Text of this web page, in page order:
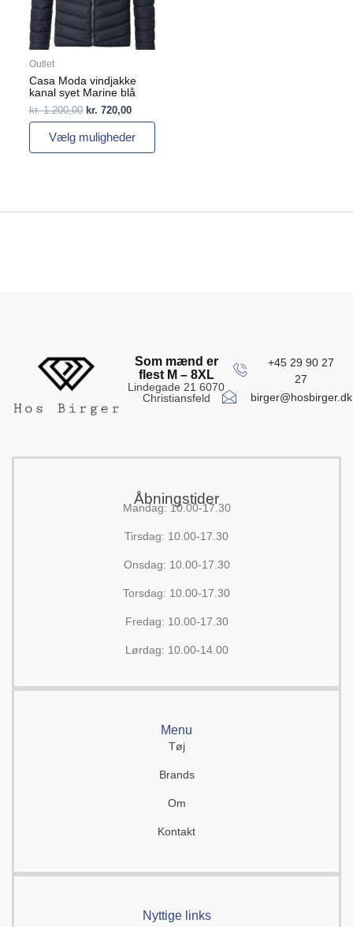
Outlet
Casa Moda vindjakke
kanal syet Marine blå
kr.1.200,00 kr. 720,00
Vælg muligheder
kan
vælges
på
varesiden
Som mænd er
flest M – 8XL
Lindegade 21 6070
Christiansfeld
+45 29 90 27
27
birger@hosbirger.dk
Åbningstider
Mandag: 10.00-17.30
Tirsdag: 10.00-17.30
Onsdag: 10.00-17.30
Torsdag: 10.00-17.30
Fredag: 10.00-17.30
Lørdag: 10.00-14.00
Menu
Tøj
Brands
Om
Kontakt
Nyttige links